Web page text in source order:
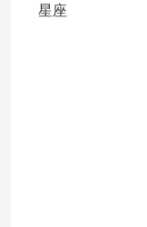
星座